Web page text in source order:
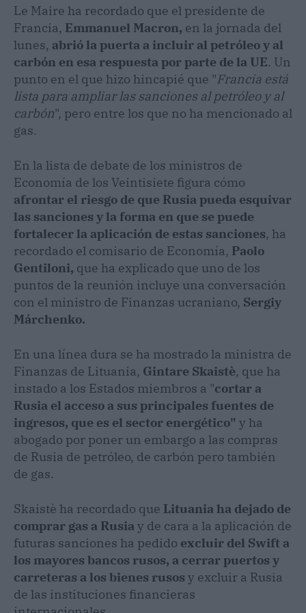
Le Maire ha recordado que el presidente de
Francia, Emmanuel Macron, en la jornada del
lunes, abrió la puerta a incluir al petróleo y al
carbón en esa respuesta por parte de la UE. Un
punto en el que hizo hincapié que "Francia está
lista para ampliar las sanciones al petróleo y al
carbón", pero entre los que no ha mencionado al
gas.
En la lista de debate de los ministros de
Economía de los Veintisiete figura cómo
afrontar el riesgo de que Rusia pueda esquivar
las sanciones y la forma en que se puede
fortalecer la aplicación de estas sanciones, ha
recordado el comisario de Economía, Paolo
Gentiloni, que ha explicado que uno de los
puntos de la reunión incluye una conversación
con el ministro de Finanzas ucraniano, Sergiy
Márchenko.
En una línea dura se ha mostrado la ministra de
Finanzas de Lituania, Gintare Skaistè, que ha
instado a los Estados miembros a "cortar a
Rusia el acceso a sus principales fuentes de
ingresos, que es el sector energético" y ha
abogado por poner un embargo a las compras
de Rusia de petróleo, de carbón pero también
de gas.
Skaistè ha recordado que Lituania ha dejado de
comprar gas a Rusia y de cara a la aplicación de
futuras sanciones ha pedido excluir del Swift a
los mayores bancos rusos, a cerrar puertos y
carreteras a los bienes rusos y excluir a Rusia
de las instituciones financieras